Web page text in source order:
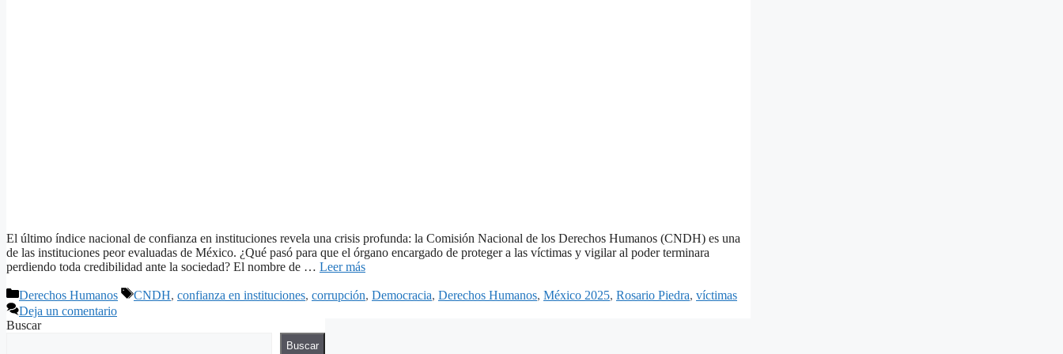
El último índice nacional de confianza en instituciones revela una crisis profunda: la Comisión Nacional de los Derechos Humanos (CNDH) es una
de las instituciones peor evaluadas de México. ¿Qué pasó para que el órgano encargado de proteger a las víctimas y vigilar al poder terminara
perdiendo toda credibilidad ante la sociedad? El nombre de … Leer más
Derechos Humanos CNDH, confianza en instituciones, corrupción, Democracia, Derechos Humanos, México 2025, Rosario Piedra, víctimas
Deja un comentario
Buscar
Buscar